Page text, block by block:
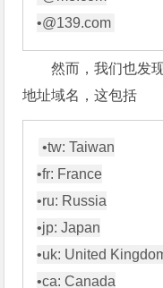
然而，我们也发
地址域名，这包括
•tw: Taiwan
•fr: France
•ru: Russia
•jp: Japan
•uk: United
•ca: Canada